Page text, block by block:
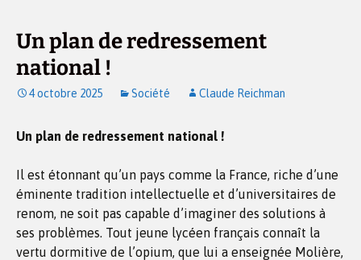
Un plan de redressement
national !
4 octobre 2025 Société Claude Reichman
Un plan de redressement national !
Il est étonnant qu’un pays comme la France, riche d’une
éminente tradition intellectuelle et d’universitaires de
renom, ne soit pas capable d’imaginer des solutions à
ses problèmes. Tout jeune lycéen français connaît la
vertu dormitive de l’opium, que lui a enseignée Molière,